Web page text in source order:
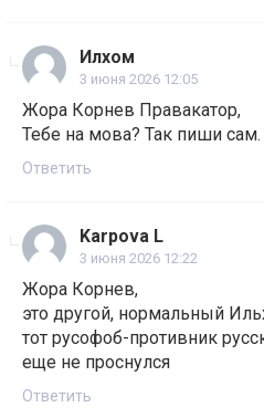
Илхом
3 июня 2026 12:05
Жора Корнев Правакатор,
Тебе на мова? Так пиши сам.
Ответить
Karpova L
3 июня 2026 12:22
Жора Корнев,
это другой, нормальный
тот русофоб-противник
еще не проснулся
Ответить